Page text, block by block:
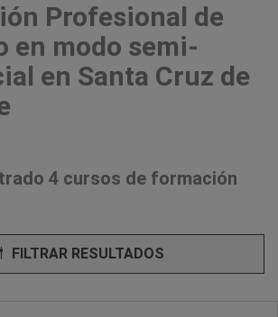
Profesional de
en modo semi-
en Santa Cruz de
4 cursos de formación
FILTRAR RESULTADOS